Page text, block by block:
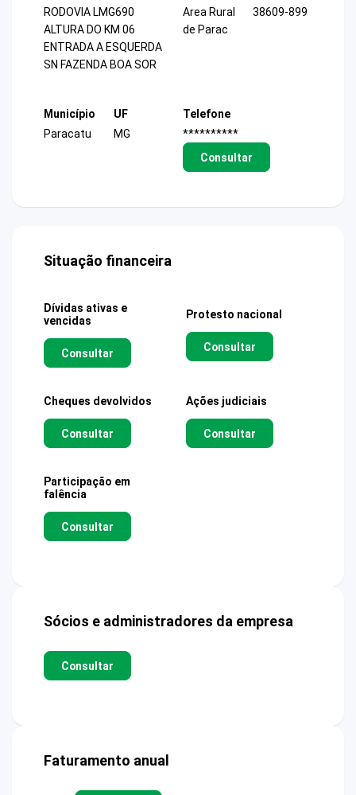
RODOVIA LMG690
ALTURA DO KM 06
ENTRADA A ESQUERDA
SN FAZENDA BOA SOR
Area Rural
de Parac
38609-899
Município
Paracatu
UF
MG
Telefone
**********
Consultar
Situação financeira
Dívidas ativas e
vencidas
Consultar
Protesto nacional
Consultar
Cheques devolvidos
Consultar
Ações judiciais
Consultar
Participação em
falência
Consultar
Sócios e administradores da empresa
Consultar
Faturamento anual